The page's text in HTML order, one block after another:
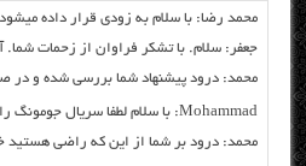
محمد رضا: با سلام به زودی قرار داده
جعفر: سلام. با تشکر فراوان از زحمات شما.
محمد: درود پیشنهاد شما بررسی شده و در
Mohammad: با سلام لطفا سریال جومونگ را بدون سانس...
محمد: درود بر شما از این که راضی هستید